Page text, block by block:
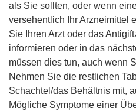
als Sie sollten, oder wenn
versehentlich Ihr Arzneimittel
Sie Ihren Arzt oder das
informieren oder in das
müssen dies tun, auch wenn
Nehmen Sie die restlichen
Schachtel/das Behältnis mit,
Mögliche Symptome einer